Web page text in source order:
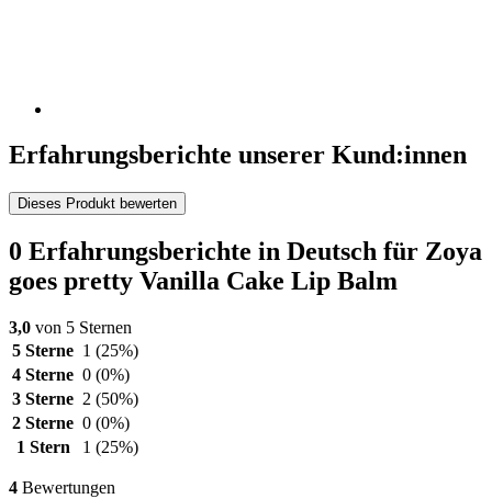
Erfahrungsberichte unserer Kund:innen
Dieses Produkt bewerten
0 Erfahrungsberichte in Deutsch für Zoya
goes pretty Vanilla Cake Lip Balm
3,0 von 5 Sternen
5 Sterne 1 (25%)
4 Sterne 0 (0%)
3 Sterne 2 (50%)
2 Sterne 0 (0%)
1 Stern
1 (25%)
4 Bewertungen